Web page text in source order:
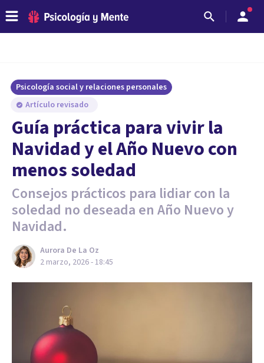
Psicología social y relaciones personales
Artículo revisado
Guía práctica para vivir la
Navidad y el Año Nuevo con
menos soledad
Consejos prácticos para lidiar con la
soledad no deseada en Año Nuevo y
Navidad.
Aurora De La Oz
2 marzo, 2026 - 18:45